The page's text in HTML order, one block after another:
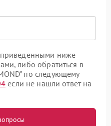
ниже
либо обратиться в
по следующему
если не нашли ответ на